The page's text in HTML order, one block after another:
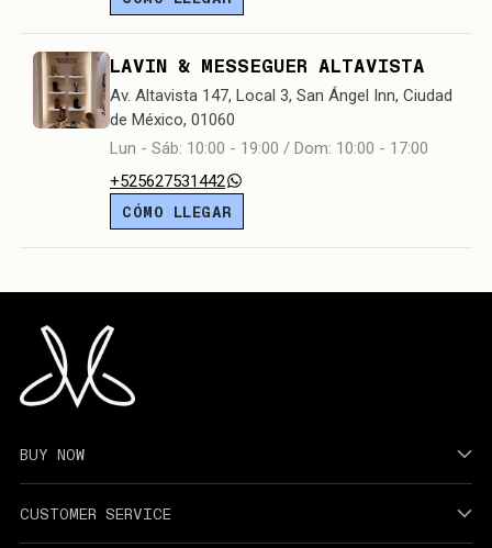
LAVIN & MESSEGUER ALTAVISTA
Av. Altavista 147, Local 3, San Ángel Inn, Ciudad
de México, 01060
Lun - Sáb: 10:00 - 19:00 / Dom: 10:00 - 17:00
+525627531442
CÓMO LLEGAR
BUY NOW
CUSTOMER SERVICE